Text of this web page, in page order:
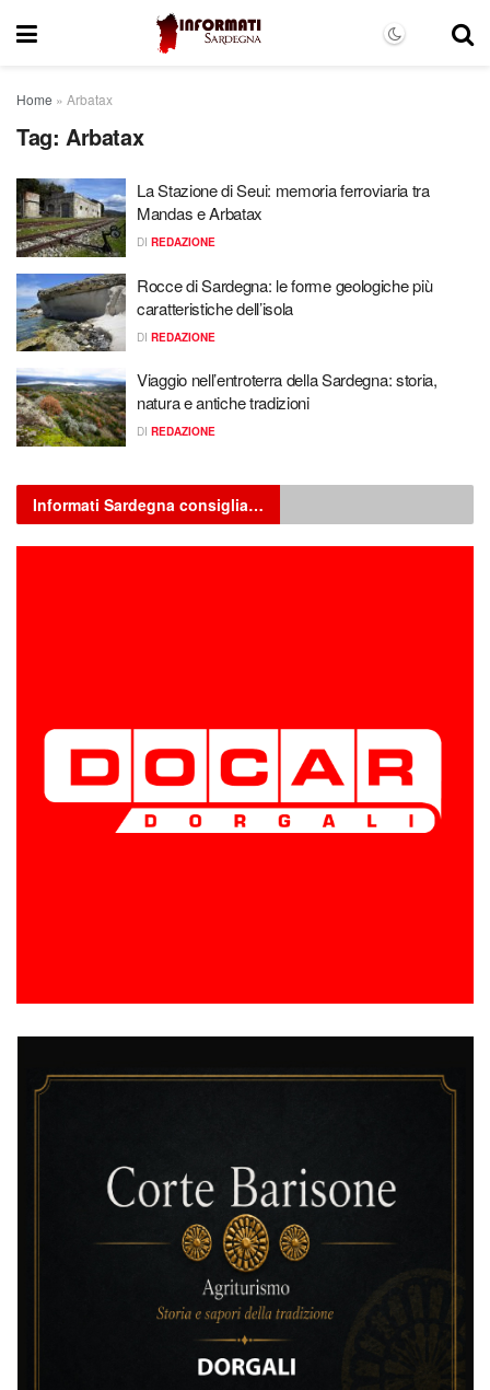
Home » Arbatax
Tag: Arbatax
La Stazione di Seui: memoria ferroviaria tra
Mandas e Arbatax
DI REDAZIONE
Rocce di Sardegna: le forme geologiche più
caratteristiche dell’isola
DI REDAZIONE
Viaggio nell’entroterra della Sardegna: storia,
natura e antiche tradizioni
DI REDAZIONE
Informati Sardegna consiglia…